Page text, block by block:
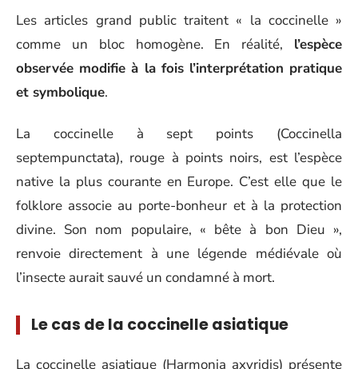
Les articles grand public traitent « la coccinelle »
comme un bloc homogène. En réalité, l’espèce
observée modifie à la fois l’interprétation pratique
et symbolique.
La coccinelle à sept points (Coccinella
septempunctata), rouge à points noirs, est l’espèce
native la plus courante en Europe. C’est elle que le
folklore associe au porte-bonheur et à la protection
divine. Son nom populaire, « bête à bon Dieu »,
renvoie directement à une légende médiévale où
l’insecte aurait sauvé un condamné à mort.
Le cas de la coccinelle asiatique
La coccinelle asiatique (Harmonia axyridis) présente